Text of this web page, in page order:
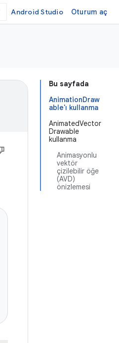
Android Studio Oturum aç
Bu sayfada
AnimationDraw
able'ı kullanma
AnimatedVector
Drawable
kullanma
Animasyonlu
vektör
çizilebilir öğe
(AVD)
önizlemesi